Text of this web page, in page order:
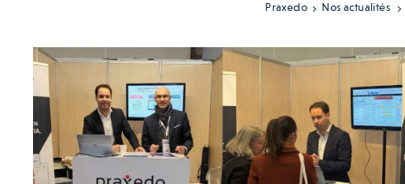
Praxedo Nos actualités